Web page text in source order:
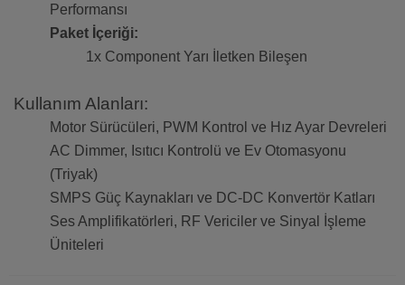
Performansı
Paket İçeriği:
1x Component Yarı İletken Bileşen
Kullanım Alanları:
Motor Sürücüleri, PWM Kontrol ve Hız Ayar Devreleri
AC Dimmer, Isıtıcı Kontrolü ve Ev Otomasyonu
(Triyak)
SMPS Güç Kaynakları ve DC-DC Konvertör Katları
Ses Amplifikatörleri, RF Vericiler ve Sinyal İşleme
Üniteleri